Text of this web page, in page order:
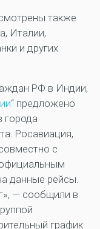
также
Италии,
и других
РФ в Индии,
“ предложено
города
Росавиация,
с
данные рейсы.
— сообщили в
график